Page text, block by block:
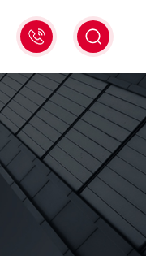
13439477936